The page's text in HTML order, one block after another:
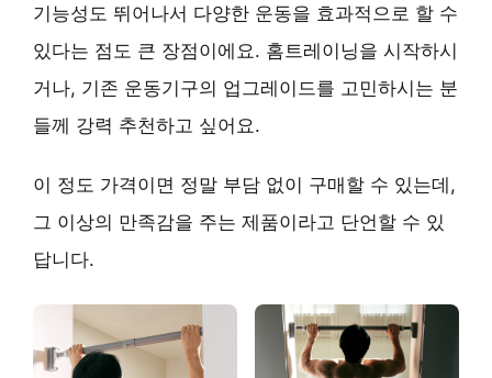
기능성도 뛰어나서 다양한 운동을 효과적으로 할 수
있다는 점도 큰 장점이에요. 홈트레이닝을 시작하시
거나, 기존 운동기구의 업그레이드를 고민하시는 분
들께 강력 추천하고 싶어요.
이 정도 가격이면 정말 부담 없이 구매할 수 있는데,
그 이상의 만족감을 주는 제품이라고 단언할 수 있
답니다.